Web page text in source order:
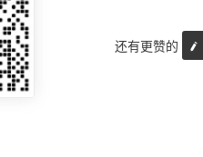
还有更赞的